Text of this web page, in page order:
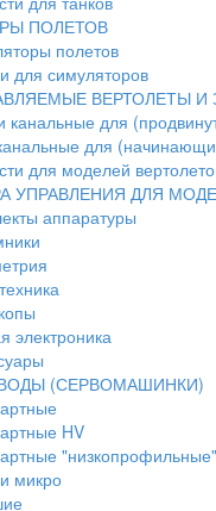
ПОЛЕТОВ
полетов
для симуляторов
ВЕРТОЛЕТЫ И
канальные для
для
для моделей
УПРАВЛЕНИЯ ДЛЯ
аппаратуры
электроника
(СЕРВОМАШИНКИ)
HV
"низкопрофильные"
микро